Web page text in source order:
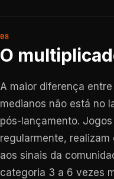
O
A maior diferença
medianos não está no
pós-lançamento.
regularmente,
aos sinais da
categoria 3 a 6 vezes